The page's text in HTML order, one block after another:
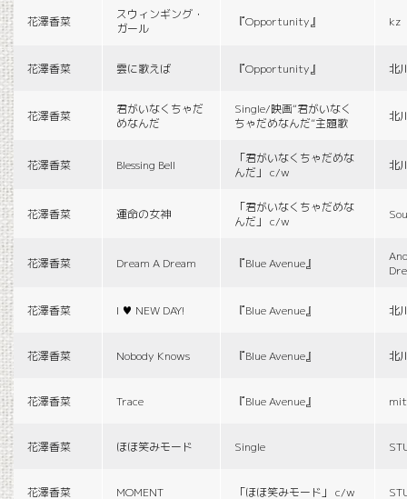
花澤香菜
スウィンギング・
ガール
『Opportunity』 kz
花澤香菜 雲に歌えば 『Opportunity』 北
花澤香菜
君がいなくちゃだ
めなんだ
Single/映画“君がいなく
ちゃだめなんだ”主題歌
北
花澤香菜 Blessing Bell
「君がいなくちゃだめな
んだ」 c/w
北
花澤香菜 運命の女神
「君がいなくちゃだめな
んだ」 c/w
花澤香菜 Dream A Dream 『Blue Avenue』
花澤香菜 I ♥ NEW DAY! 『Blue Avenue』 北
花澤香菜 Nobody Knows 『Blue Avenue』 北
花澤香菜 Trace 『Blue Avenue』
花澤香菜 ほほ笑みモード Single
花澤香菜 MOMENT 「ほほ笑みモード」 c/w